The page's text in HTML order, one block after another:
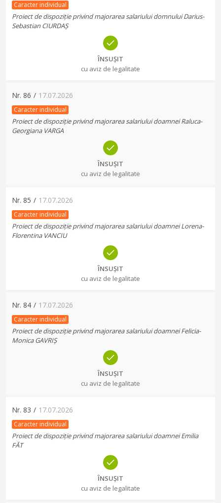
Caracter individual
Proiect de dispoziție privind majorarea salariului domnului Darius-
Sebastian CIURDAȘ
ÎNSUȘIT
cu aviz de legalitate
Nr. 86 / 17.07.2026
Caracter individual
Proiect de dispoziție privind majorarea salariului doamnei Raluca-
Georgiana VARGA
ÎNSUȘIT
cu aviz de legalitate
Nr. 85 / 17.07.2026
Caracter individual
Proiect de dispoziție privind majorarea salariului doamnei Lorena-
Florentina VANCIU
ÎNSUȘIT
cu aviz de legalitate
Nr. 84 / 17.07.2026
Caracter individual
Proiect de dispoziție privind majorarea salariului doamnei Felicia-
Monica GAVRIȘ
ÎNSUȘIT
cu aviz de legalitate
Nr. 83 / 17.07.2026
Caracter individual
Proiect de dispoziție privind majorarea salariului doamnei Emilia
FĂT
ÎNSUȘIT
cu aviz de legalitate